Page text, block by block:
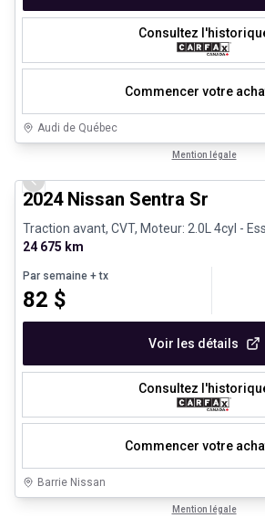
Consultez
Commencer votre
Audi de Québec
Mention légale
Véhicules d'occasion certifiés
Previous slide
2024 Nissan Sentra Sr
Traction avant, CVT, Moteur: 2.0L 4cyl -
24 675 km
Par semaine + tx
82 $
Voir les détails
Consultez
Commencer votre
Barrie Nissan
Mention légale